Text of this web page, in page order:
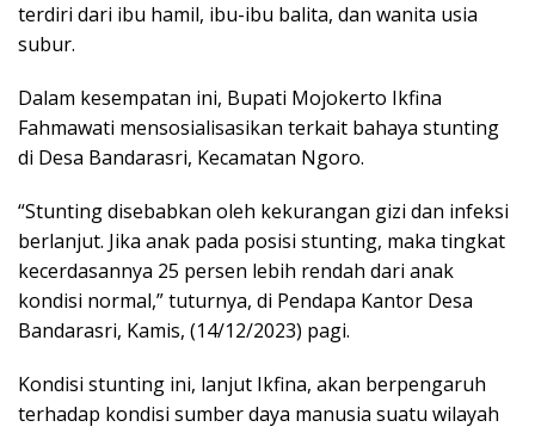
terdiri dari ibu hamil, ibu-ibu balita, dan wanita usia
subur.
Dalam kesempatan ini, Bupati Mojokerto Ikfina
Fahmawati mensosialisasikan terkait bahaya stunting
di Desa Bandarasri, Kecamatan Ngoro.
“Stunting disebabkan oleh kekurangan gizi dan infeksi
berlanjut. Jika anak pada posisi stunting, maka tingkat
kecerdasannya 25 persen lebih rendah dari anak
kondisi normal,” tuturnya, di Pendapa Kantor Desa
Bandarasri, Kamis, (14/12/2023) pagi.
Kondisi stunting ini, lanjut Ikfina, akan berpengaruh
terhadap kondisi sumber daya manusia suatu wilayah